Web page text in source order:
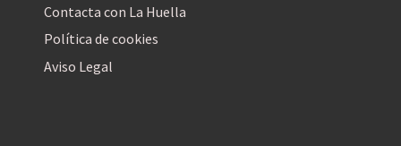
Contacta con La Huella
Política de cookies
Aviso Legal